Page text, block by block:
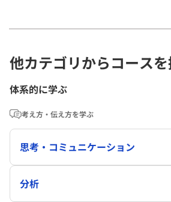
他カテゴリからコース
体系的に学ぶ
考え方・伝え方を学ぶ
思考・コミュニケーション
分析